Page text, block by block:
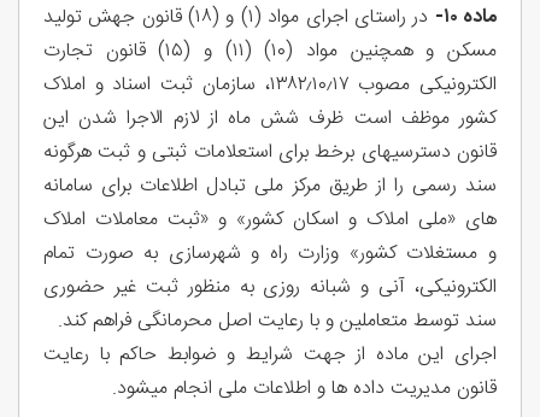
ماده ۱۰-
در راستای اجرای مواد (۱) و (۱۸) قانون جهش تولید
مسکن و همچنین مواد (۱۰) (۱۱) و (۱۵) قانون تجارت
الکترونیکی مصوب ۱۳۸۲٫۱۰٫۱۷، سازمان ثبت اسناد و املاک
کشور موظف است ظرف شش ماه از لازم الاجرا شدن این
قانون دسترسیهای برخط برای استعلامات ثبتی و ثبت هرگونه
سند رسمی را از طریق مرکز ملی تبادل اطلاعات برای سامانه
های «ملی املاک و اسکان کشور» و «ثبت معاملات املاک
و مستغلات کشور» وزارت راه و شهرسازی به صورت تمام
الکترونیکی، آنی و شبانه روزی به منظور ثبت غیر حضوری
سند توسط متعاملین و با رعایت اصل محرمانگی فراهم کند.
اجرای این ماده از جهت شرایط و ضوابط حاکم با رعایت
قانون مدیریت داده ها و اطلاعات ملی انجام میشود.